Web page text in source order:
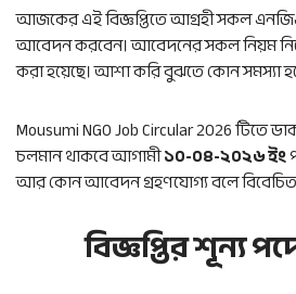
আজকের এই বিজ্ঞপ্তিতে আগ্রহী সকল এনজিও
আবেদন করবেন। আবেদনের সকল নিয়ম
করা হয়েছে। আশা করি বুঝতে কোন সমস্যা
Mousumi NGO Job Circular 2026 টিতে
চলমান থাকবে আগামী১০-০৪-২০২৬ ইং
আর কোন আবেদন গ্রহণযোগ্য বলে বিবেচিত
বিজ্ঞপ্তির শূন্য